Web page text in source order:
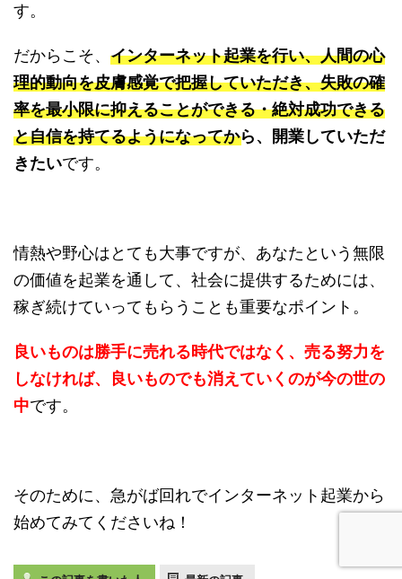
す。
だからこそ、 インターネット起業を行い、人間の心
理的動向を皮膚感覚で把握していただき、失敗の確
率を最小限に抑えることができる・絶対成功できる
と自信を持てるようになってから、開業していただ
きたいです。
情熱や野心はとても大事ですが、あなたという無限
の価値を起業を通して、社会に提供するためには、
稼ぎ続けていってもらうことも重要なポイント。
良いものは勝手に売れる時代ではなく、売る努力を
しなければ、良いものでも消えていくのが今の世の
中です。
そのために、急がば回れでインターネット起業から
始めてみてくださいね！